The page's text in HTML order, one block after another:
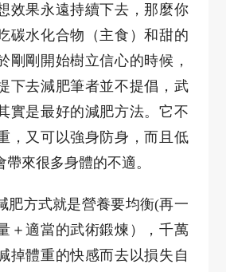
效果永遠持續下去，那麼你
碳水化合物（主食）和甜的
剛剛開始樹立信心的時候，
下去減肥筆者並不提倡，武
實是最好的減肥方法。它不
，又可以強身防身，而且低
來很多身體的不適。
肥方式就是營養要均衡(再一
＋適當的武術鍛煉），千萬
掉體重的快感而去以損失自